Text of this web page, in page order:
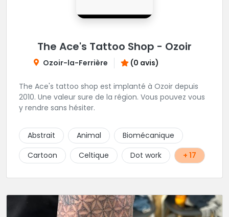
The Ace's Tattoo Shop - Ozoir
Ozoir-la-Ferrière (0 avis)
The Ace's tattoo shop est implanté à Ozoir depuis
2010. Une valeur sure de la région. Vous pouvez vous
y rendre sans hésiter.
Abstrait Animal
Biomécanique
Cartoon
Celtique Dot work + 17